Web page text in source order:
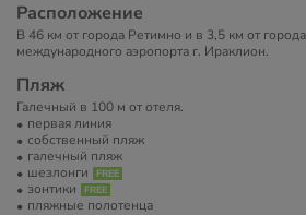
Расположение
В 46 км от города Ретимно и в 3,5 км от
международного аэропорта г. Ираклион.
Пляж
Галечный в 100 м от отеля.
первая линия
собственный пляж
галечный пляж
шезлонги
зонтики
пляжные полотенца